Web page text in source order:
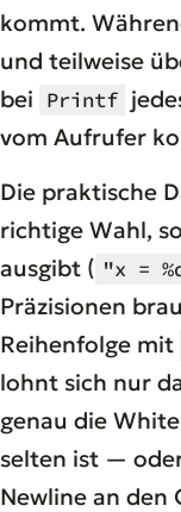
kommt.
und teilweise
bei Printf
vom Aufrufer
Die praktische
richtige Wahl,
ausgibt ( "x =
Präzisionen
Reihenfolge mit
lohnt sich nur
genau die
selten ist —
Newline an den